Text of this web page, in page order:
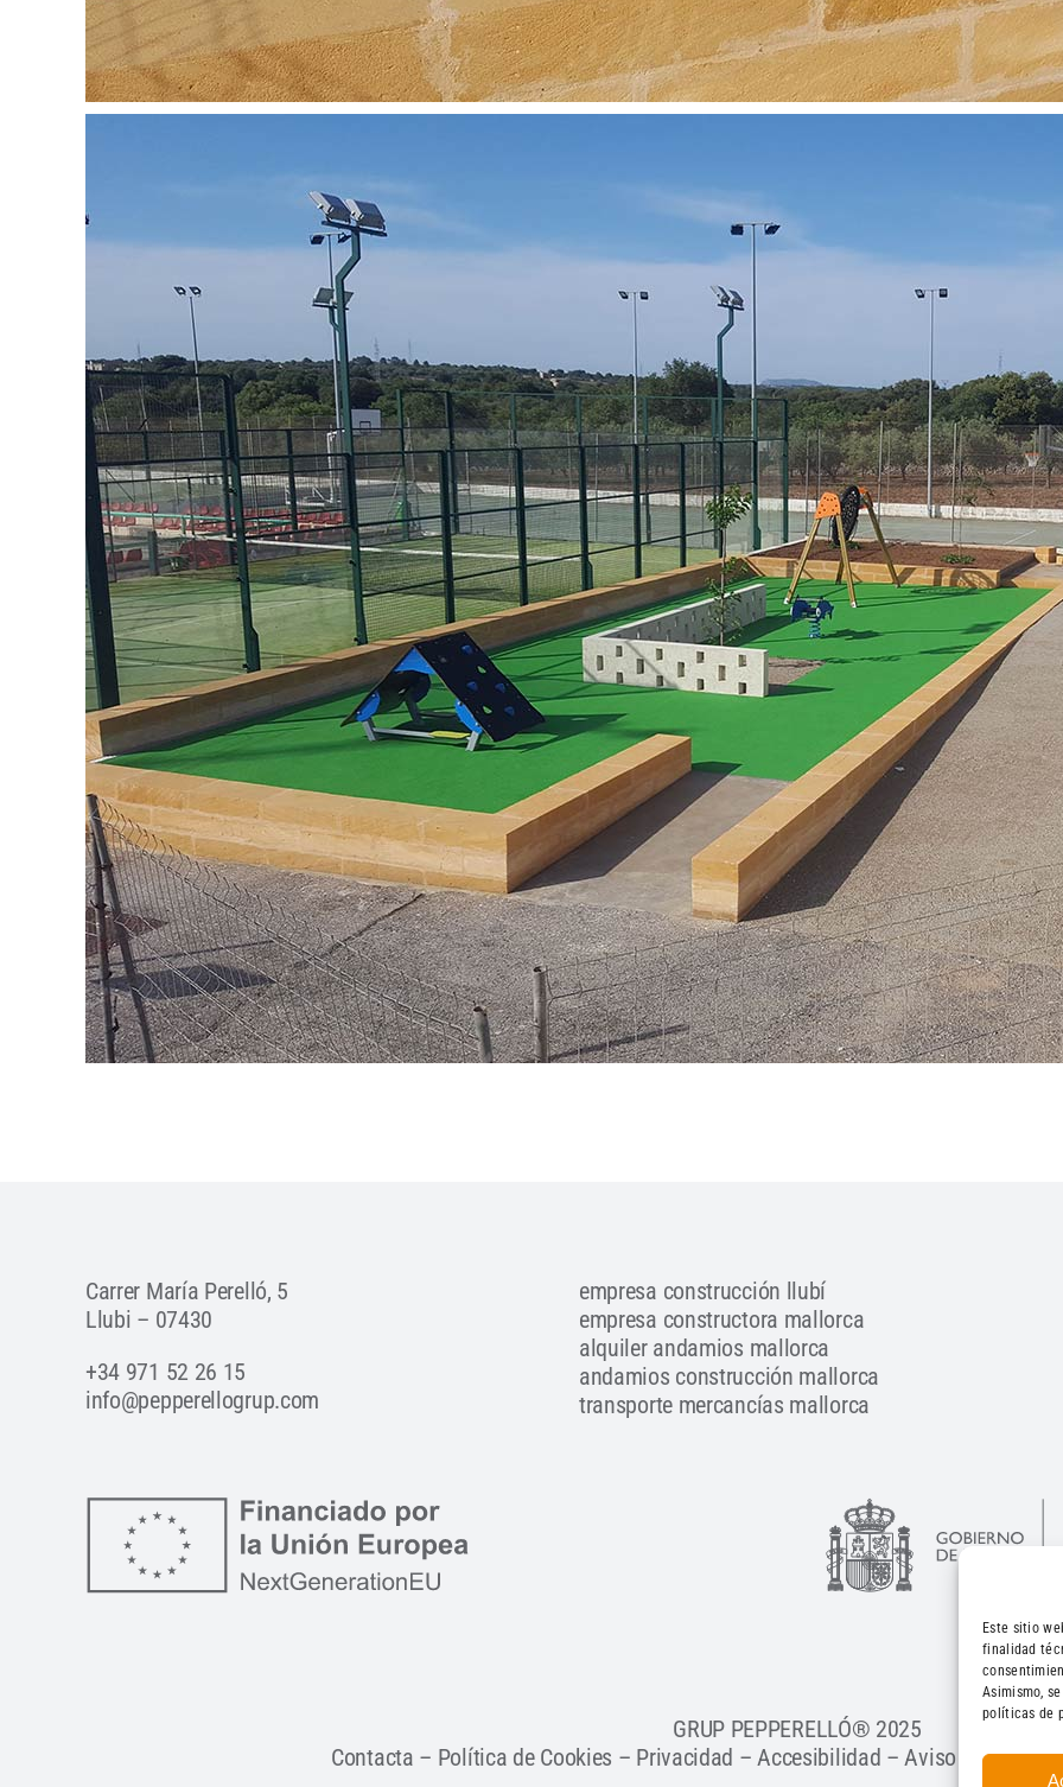
Este sitio
finalidad
Asimismo,
políticas de
Carrer María Perelló, 5
Llubi – 07430
+34 971 52 26 15
info@pepperellogrup.com
empresa construcción llubí
empresa constructora mallorca
alquiler andamios mallorca
andamios construcción mallorca
transporte mercancías mallorca
GRUP PEPPERELLÓ® 2025
Contacta – Política de Cookies – Privacidad –Accesibilidad –Aviso Legal–